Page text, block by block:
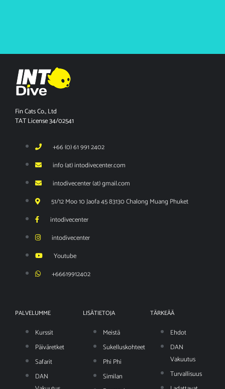
Fin Cats Co., Ltd
TAT License 34/02541
+66 (0) 61 991 2402
info (at) intodivecenter.com
intodivecenter (at) gmail.com
51/12 Moo 10 Jaofa 45 83130 Chalong Muang Phuket
intodivecenter
intodivecenter
Youtube
+66619912402
PALVELUMME
Kurssit
Päiväretket
Safarit
DAN
LISÄTIETOJA
Meistä
Sukelluskohteet
Phi Phi
Similan
TÄRKEÄÄ
Ehdot
DAN
Vakuutus
Turvallisuus